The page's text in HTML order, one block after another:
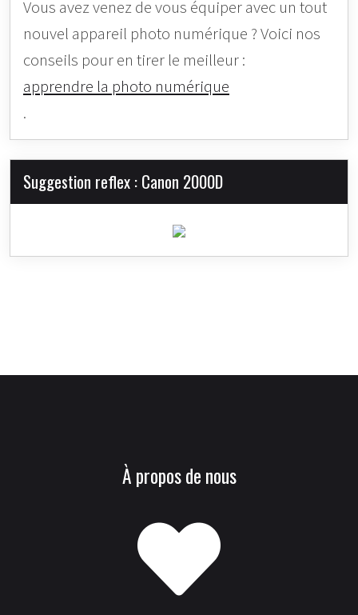
Vous avez venez de vous équiper avec un tout
nouvel appareil photo numérique ? Voici nos
conseils pour en tirer le meilleur :
apprendre la photo numérique
.
Suggestion reflex : Canon 2000D
À propos de nous